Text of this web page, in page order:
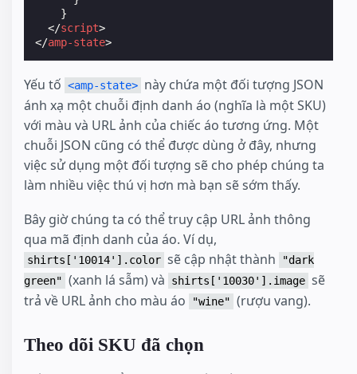
}
</script>
</amp-state>
Yếu tố <amp-state> này chứa một đối tượng JSON
ánh xạ một chuỗi định danh áo (nghĩa là một SKU)
với màu và URL ảnh của chiếc áo tương ứng. Một
chuỗi JSON cũng có thể được dùng ở đây, nhưng
việc sử dụng một đối tượng sẽ cho phép chúng ta
làm nhiều việc thú vị hơn mà bạn sẽ sớm thấy.
Bây giờ chúng ta có thể truy cập URL ảnh thông
qua mã định danh của áo. Ví dụ,
shirts['10014'].color sẽ cập nhật thành
"dark
green" (xanh lá sẫm) và shirts['10030'].image sẽ
trả về URL ảnh cho màu áo
"wine" (rượu vang).
Theo dõi SKU đã chọn